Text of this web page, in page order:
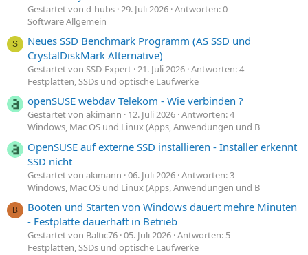
Gestartet von d-hubs 29. Juli 2026 Antworten: 0
Software Allgemein
S
Neues SSD Benchmark Programm (AS SSD und
CrystalDiskMark Alternative)
Gestartet von SSD-Expert 21. Juli 2026 Antworten: 4
Festplatten, SSDs und optische Laufwerke
openSUSE webdav Telekom - Wie verbinden ?
Gestartet von akimann 12. Juli 2026 Antworten: 4
Windows, Mac OS und Linux (Apps, Anwendungen und B
OpenSUSE auf externe SSD installieren - Installer erkennt
SSD nicht
Gestartet von akimann 06. Juli 2026 Antworten: 3
Windows, Mac OS und Linux (Apps, Anwendungen und B
B
Booten und Starten von Windows dauert mehre Minuten
- Festplatte dauerhaft in Betrieb
Gestartet von Baltic76 05. Juli 2026 Antworten: 5
Festplatten, SSDs und optische Laufwerke